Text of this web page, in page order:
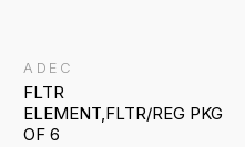
ADEC
FLTR
ELEMENT,FLTR/REG PKG
OF 6